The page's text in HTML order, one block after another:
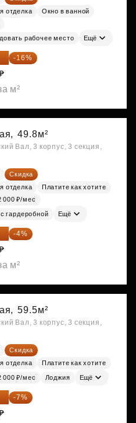
отделка
Окно в ванной
рабочее место Ещё
₽ -16%
м²
49.8м²
Вал, 3 корпус, 3 секция,
Скидка
отделка
Платите как хотите
000 ₽/мес
гардеробной Ещё
₽ -4%
м²
59.5м²
Вал, 3 корпус, 3 секция,
Скидка
отделка
Платите как хотите
000 ₽/мес Лоджия Ещё
₽ -7%